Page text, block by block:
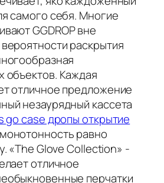
самого себя. Многие
GGDROP вне
раскрытия
объектов. Каждая
отличное предложение
незаурядный кассета
go case дропы открытие
равно
«The Glove Collection» -
отличное
перчатки